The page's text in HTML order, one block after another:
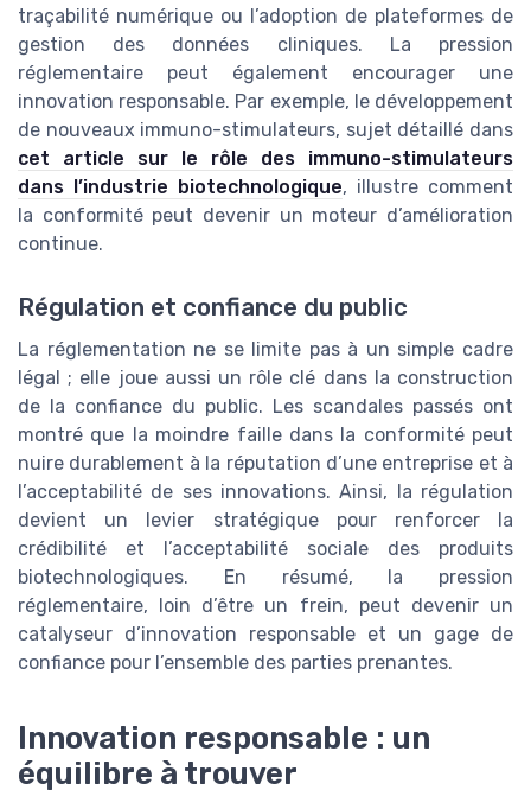
traçabilité numérique ou l’adoption de plateformes de
gestion des données cliniques. La pression
réglementaire peut également encourager une
innovation responsable. Par exemple, le développement
de nouveaux immuno-stimulateurs, sujet détaillé dans
cet article sur le rôle des immuno-stimulateurs
dans l’industrie biotechnologique, illustre comment
la conformité peut devenir un moteur d’amélioration
continue.
Régulation et confiance du public
La réglementation ne se limite pas à un simple cadre
légal ; elle joue aussi un rôle clé dans la construction
de la confiance du public. Les scandales passés ont
montré que la moindre faille dans la conformité peut
nuire durablement à la réputation d’une entreprise et à
l’acceptabilité de ses innovations. Ainsi, la régulation
devient un levier stratégique pour renforcer la
crédibilité et l’acceptabilité sociale des produits
biotechnologiques. En résumé, la pression
réglementaire, loin d’être un frein, peut devenir un
catalyseur d’innovation responsable et un gage de
confiance pour l’ensemble des parties prenantes.
Innovation responsable : un
équilibre à trouver